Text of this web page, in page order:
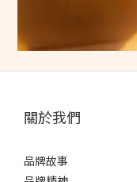
關於我們
品牌故事